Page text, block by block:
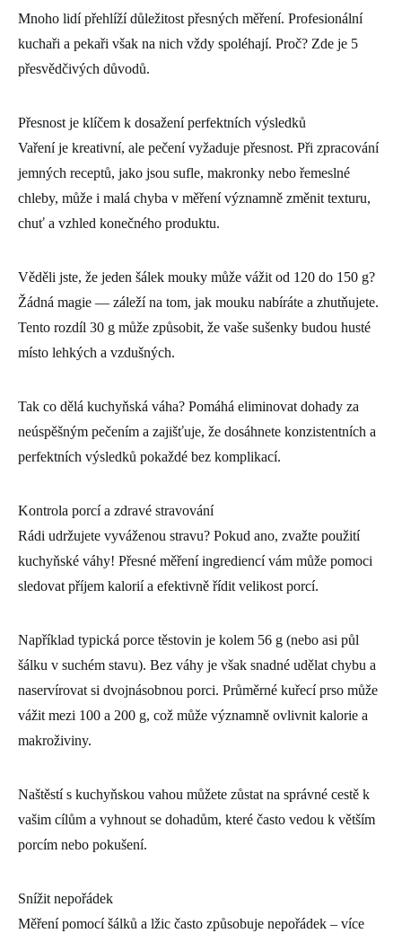
Mnoho lidí přehlíží důležitost přesných měření. Profesionální
kuchaři a pekaři však na nich vždy spoléhají. Proč? Zde je 5
přesvědčivých důvodů.
Přesnost je klíčem k dosažení perfektních výsledků
Vaření je kreativní, ale pečení vyžaduje přesnost. Při zpracování
jemných receptů, jako jsou sufle, makronky nebo řemeslné
chleby, může i malá chyba v měření významně změnit texturu,
chuť a vzhled konečného produktu.
Věděli jste, že jeden šálek mouky může vážit od 120 do 150 g?
Žádná magie ― záleží na tom, jak mouku nabíráte a zhutňujete.
Tento rozdíl 30 g může způsobit, že vaše sušenky budou husté
místo lehkých a vzdušných.
Tak co dělá kuchyňská váha? Pomáhá eliminovat dohady za
neúspěšným pečením a zajišťuje, že dosáhnete konzistentních a
perfektních výsledků pokaždé bez komplikací.
Kontrola porcí a zdravé stravování
Rádi udržujete vyváženou stravu? Pokud ano, zvažte použití
kuchyňské váhy! Přesné měření ingrediencí vám může pomoci
sledovat příjem kalorií a efektivně řídit velikost porcí.
Například typická porce těstovin je kolem 56 g (nebo asi půl
šálku v suchém stavu). Bez váhy je však snadné udělat chybu a
naservírovat si dvojnásobnou porci. Průměrné kuřecí prso může
vážit mezi 100 a 200 g, což může významně ovlivnit kalorie a
makroživiny.
Naštěstí s kuchyňskou vahou můžete zůstat na správné cestě k
vašim cílům a vyhnout se dohadům, které často vedou k větším
porcím nebo pokušení.
Snížit nepořádek
Měření pomocí šálků a lžic často způsobuje nepořádek – více